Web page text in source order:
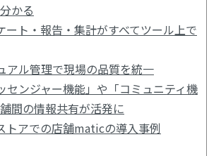
かる
ート・報告・集計がすべてツール上で
アル管理で現場の品質を統一
センジャー機能」や「コミュニティ機
間の情報共有が活発に
トアでの店舗maticの導入事例